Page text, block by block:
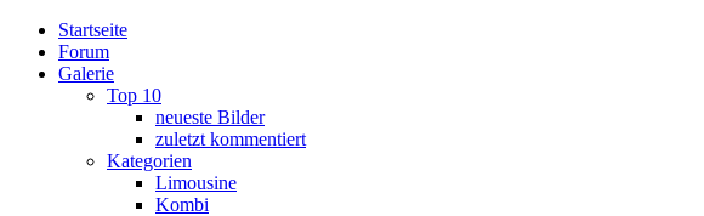
Startseite
Forum
Galerie
Top 10
neueste Bilder
zuletzt kommentiert
Kategorien
Limousine
Kombi